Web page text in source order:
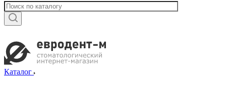
Каталог